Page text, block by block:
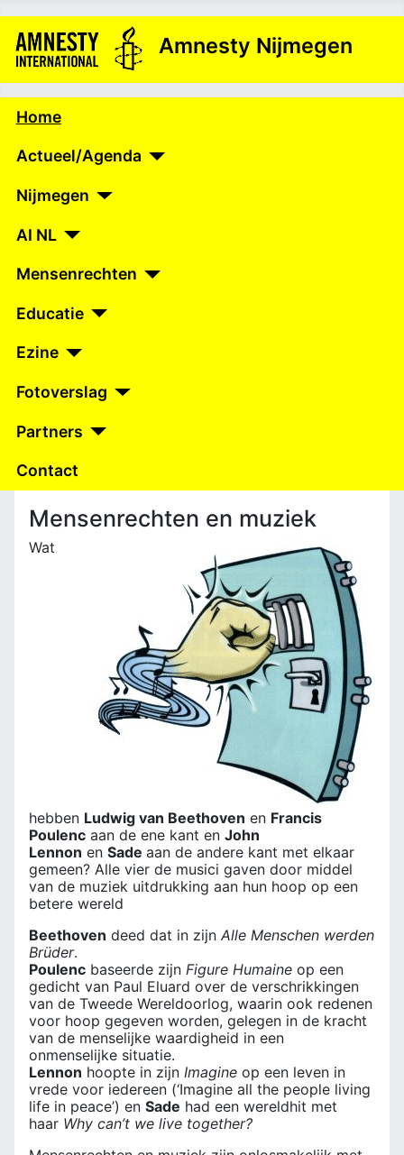
Amnesty Nijmegen
Home
Actueel/Agenda
Nijmegen
AI NL
Mensenrechten
Educatie
Ezine
Fotoverslag
Partners
Contact
Mensenrechten en muziek
Wat
hebben Ludwig van Beethoven en Francis
Poulenc aan de ene kant en John
Lennon en Sade aan de andere kant met elkaar
gemeen? Alle vier de musici gaven door middel
van de muziek uitdrukking aan hun hoop op een
betere wereld
Beethoven deed dat in zijn Alle Menschen werden
Brüder.
Poulenc baseerde zijn Figure Humaine op een
gedicht van Paul Eluard over de verschrikkingen
van de Tweede Wereldoorlog, waarin ook redenen
voor hoop gegeven worden, gelegen in de kracht
van de menselijke waardigheid in een
onmenselijke situatie.
Lennon hoopte in zijn Imagine op een leven in
vrede voor iedereen (‘Imagine all the people living
life in peace’) en Sade had een wereldhit met
haar Why can’t we live together?